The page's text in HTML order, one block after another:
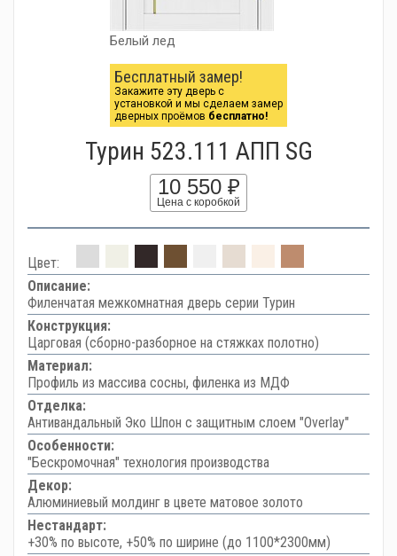
Белый лед
Бесплатный замер!
Закажите эту дверь с
установкой и мы сделаем замер
дверных проёмов бесплатно!
Турин 523.111 АПП SG
10 550 ₽
Цена с коробкой
Цвет:
Описание:
Филенчатая межкомнатная дверь серии Турин
Конструкция:
Царговая (сборно-разборное на стяжках полотно)
Материал:
Профиль из массива сосны, филенка из МДФ
Отделка:
Антивандальный Эко Шпон с защитным слоем "Overlay"
Особенности:
"Бескромочная" технология производства
Декор:
Алюминиевый молдинг в цвете матовое золото
Нестандарт:
+30% по высоте, +50% по ширине (до 1100*2300мм)